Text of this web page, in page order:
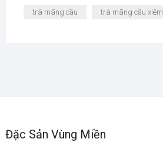
trà mãng cầu trà mãng cầu xiêm
Đặc Sản Vùng Miền